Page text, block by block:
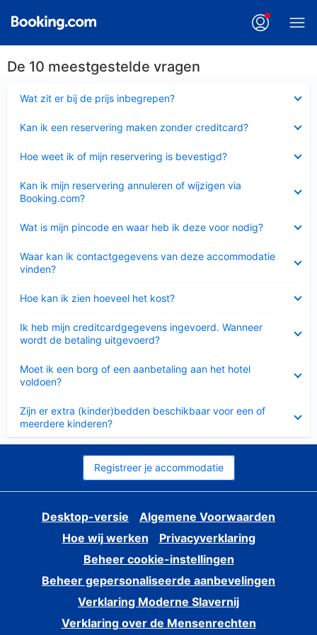
De 10 meestgestelde vragen
Wat zit er bij de prijs inbegrepen?
Kan ik een reservering maken zonder creditcard?
Hoe weet ik of mijn reservering is bevestigd?
Kan ik mijn reservering annuleren of wijzigen via
Booking.com?
Wat is mijn pincode en waar heb ik deze voor nodig?
Waar kan ik contactgegevens van deze accommodatie
vinden?
Hoe kan ik zien hoeveel het kost?
Ik heb mijn creditcardgegevens ingevoerd. Wanneer
wordt de betaling uitgevoerd?
Moet ik een borg of een aanbetaling aan het hotel
voldoen?
Zijn er extra (kinder)bedden beschikbaar voor een of
meerdere kinderen?
Registreer je accommodatie
Desktop-versie
Algemene Voorwaarden
Hoe wij werken
Privacyverklaring
Beheer cookie-instellingen
Beheer gepersonaliseerde aanbevelingen
Verklaring Moderne Slavernij
Verklaring over de Mensenrechten